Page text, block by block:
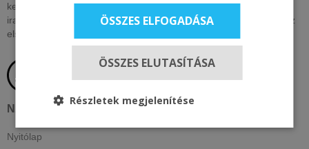
kedvezményeket kínálnak. Nézzen vissza akár naponta, vagy
iratkozzon fel hírlevelünkre, lájkolja közösségi oldalainkat, hogy az
elsők között értesüljön kizárólagos és egyedi ajánlatainkról!
NAVIGÁCIÓ
Nyitólap
ÖSSZES ELFOGADÁSA
ÖSSZES ELUTASÍTÁSA
Részletek megjelenítése